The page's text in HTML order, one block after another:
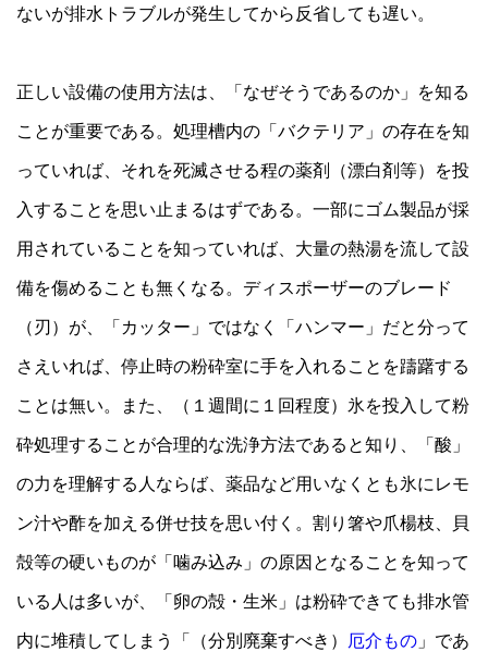
ないが排水トラブルが発生してから反省しても遅い。
正しい設備の使用方法は、「なぜそうであるのか」を知る
ことが重要である。処理槽内の「バクテリア」の存在を知
っていれば、それを死滅させる程の薬剤（漂白剤等）を投
入することを思い止まるはずである。一部にゴム製品が採
用されていることを知っていれば、大量の熱湯を流して設
備を傷めることも無くなる。ディスポーザーのブレード
（刃）が、「カッター」ではなく「ハンマー」だと分って
さえいれば、停止時の粉砕室に手を入れることを躊躇する
ことは無い。また、（１週間に１回程度）氷を投入して粉
砕処理することが合理的な洗浄方法であると知り、「酸」
の力を理解する人ならば、薬品など用いなくとも氷にレモ
ン汁や酢を加える併せ技を思い付く。割り箸や爪楊枝、貝
殻等の硬いものが「噛み込み」の原因となることを知って
いる人は多いが、「卵の殻・生米」は粉砕できても排水管
内に堆積してしまう「（分別廃棄すべき） 厄介もの 」であ